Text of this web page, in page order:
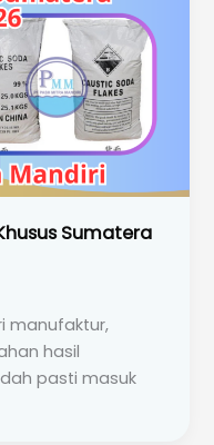
Sumatera
manufaktur,
hasil
pasti masuk